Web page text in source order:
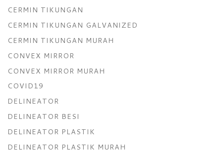
CERMIN TIKUNGAN
CERMIN TIKUNGAN GALVANIZED
CERMIN TIKUNGAN MURAH
CONVEX MIRROR
CONVEX MIRROR MURAH
COVID19
DELINEATOR
DELINEATOR BESI
DELINEATOR PLASTIK
DELINEATOR PLASTIK MURAH